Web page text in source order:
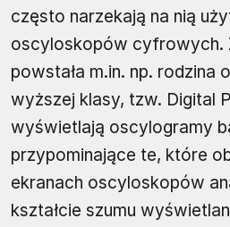
często narzekają na nią
oscyloskopów cyfrowych.
powstała m.in. np. rodzina
wyższej klasy, tzw. Digital
wyświetlają oscylogramy
przypominające te, które
ekranach oscyloskopów
kształcie szumu